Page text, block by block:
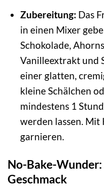
Zubereitung: Das
in einen Mixer
Schokolade,
Vanilleextrakt und
einer glatten,
kleine Schälchen
mindestens 1
werden lassen. Mit
garnieren.
No-Bake-
Geschmack